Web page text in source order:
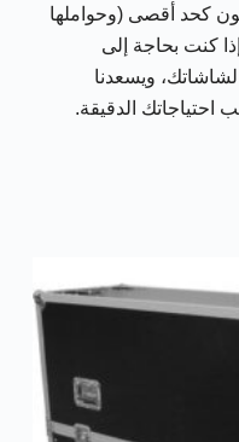
كحد أقصى (وحواملها
كنت بحاجة إلى
ويسعدنا
الدقيقة.